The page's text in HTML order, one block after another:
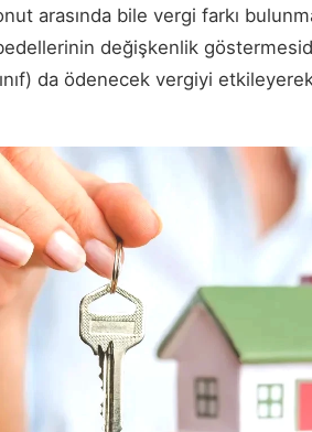
arasında bile vergi farkı
değişkenlik
da ödenecek vergiyi